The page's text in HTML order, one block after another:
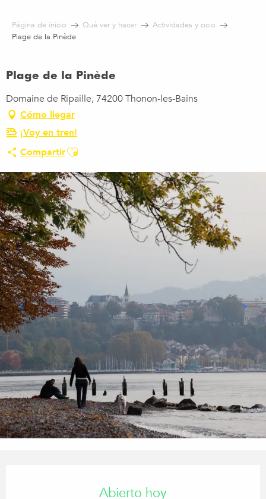
contenu
Página de inicio Qué ver y hacer
Actividades y ocio
Plage de la Pinède
Plage de la Pinède
Domaine de Ripaille, 74200 Thonon-les-Bains
Cómo llegar
¡Voy en tren!
CompartirAjouter aux favoris
Abierto hoy